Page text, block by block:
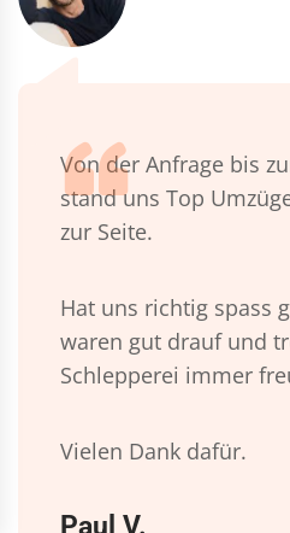
Von der Anfrage bis
stand uns Top
zur Seite.
Hat uns richtig spass
waren gut drauf und
Schlepperei immer
Vielen Dank dafür.
Paul V.